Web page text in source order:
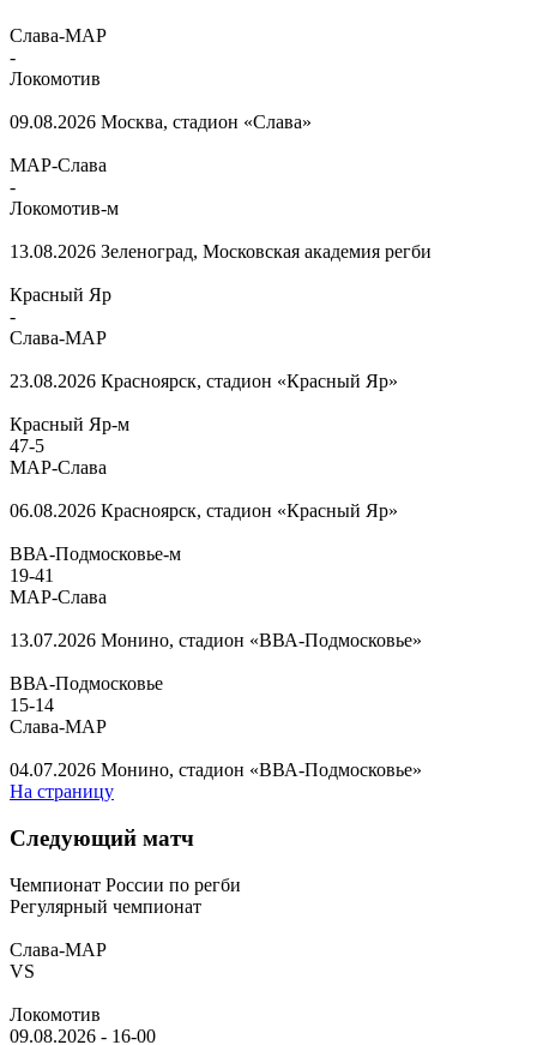
Слава-МАР
-
Локомотив
09.08.2026 Москва, стадион «Слава»
МАР-Слава
-
Локомотив-м
13.08.2026 Зеленоград, Московская академия регби
Красный Яр
-
Слава-МАР
23.08.2026 Красноярск, стадион «Красный Яр»
Красный Яр-м
47-5
МАР-Слава
06.08.2026 Красноярск, стадион «Красный Яр»
ВВА-Подмосковье-м
19-41
МАР-Слава
13.07.2026 Монино, стадион «ВВА-Подмосковье»
ВВА-Подмосковье
15-14
Слава-МАР
04.07.2026 Монино, стадион «ВВА-Подмосковье»
На страницу
Следующий матч
Чемпионат России по регби
Регулярный чемпионат
Слава-МАР
VS
Локомотив
09.08.2026 - 16-00